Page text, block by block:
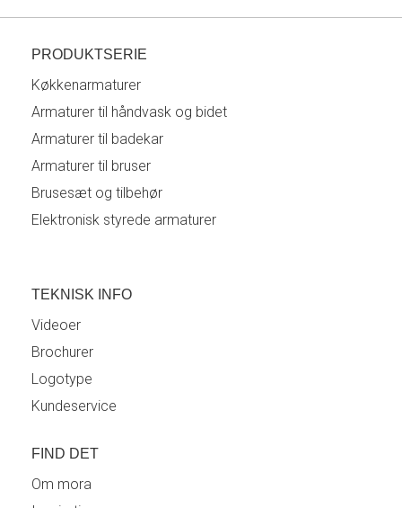
PRODUKTSERIE
Køkkenarmaturer
Armaturer til håndvask og bidet
Armaturer til badekar
Armaturer til bruser
Brusesæt og tilbehør
Elektronisk styrede armaturer
TEKNISK INFO
Videoer
Brochurer
Logotype
Kundeservice
FIND DET
Om mora